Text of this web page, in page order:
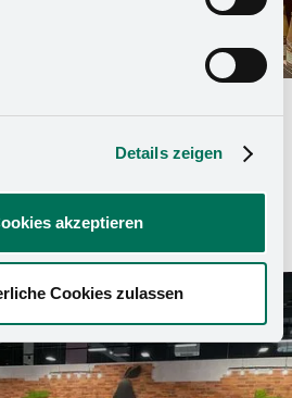
Impressum.
Details zeigen
akzeptieren
Cookies zulassen